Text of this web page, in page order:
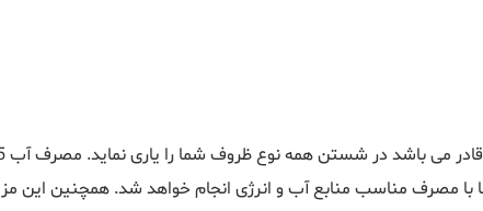
مصرف مناسب منابع آب و انرژی انجام خواهد شد. همچنین این